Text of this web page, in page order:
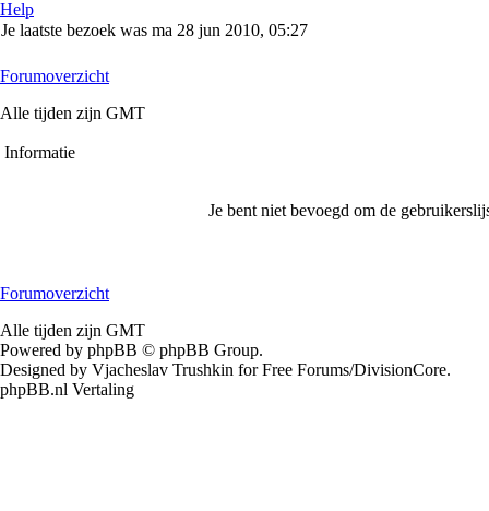
Help
Je laatste bezoek was ma 28 jun 2010, 05:27
Forumoverzicht
Alle tijden zijn GMT
Informatie
Je bent niet bevoegd om de
Forumoverzicht
Alle tijden zijn GMT
Powered by phpBB © phpBB Group.
Designed by Vjacheslav Trushkin for Free Forums/DivisionCore.
phpBB.nl Vertaling